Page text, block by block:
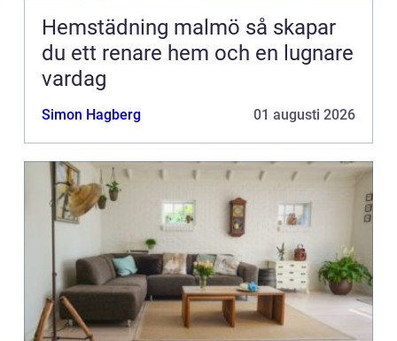
Hemstädning malmö så skapar
du ett renare hem och en lugnare
vardag
Simon Hagberg 01 augusti 2026